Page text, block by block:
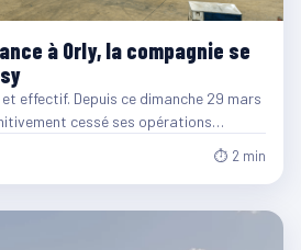
à Orly, la compagnie se
effectif. Depuis ce dimanche 29 mars
cessé ses opérations…
⏱ 2 min